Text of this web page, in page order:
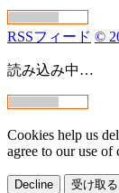
RSSフィード ©
読み込み中…
Cookies help us
agree to our use of
Decline 受け取る